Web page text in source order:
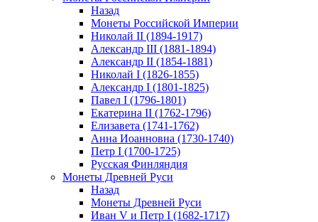
Назад
Монеты Российской Империи
Николай II (1894-1917)
Александр III (1881-1894)
Александр II (1854-1881)
Николай I (1826-1855)
Александр I (1801-1825)
Павел I (1796-1801)
Екатерина II (1762-1796)
Елизавета (1741-1762)
Анна Иоанновна (1730-1740)
Петр I (1700-1725)
Русская Финляндия
Монеты Древней Руси
Назад
Монеты Древней Руси
Иван V и Петр I (1682-1717)